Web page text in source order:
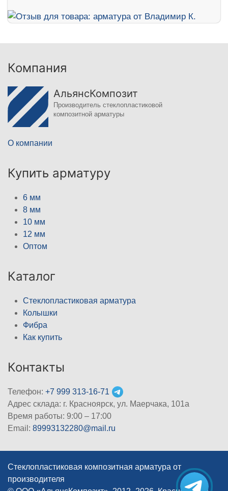
Компания
АльянсКомпозит
Производитель стеклопластиковой
композитной арматуры
О компании
Купить арматуру
6 мм
8 мм
10 мм
12 мм
Оптом
Каталог
Стеклопластиковая арматура
Колышки
Фибра
Как купить
Контакты
Телефон: +7 999 313-16-71
Адрес склада: г. Красноярск, ул. Маерчака, 101а
Время работы: 9:00 – 17:00
Email: 89993132280@mail.ru
Стеклопластиковая композитная арматура от
производителя